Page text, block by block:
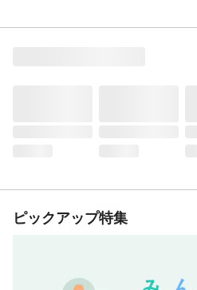
ピックアップ特集